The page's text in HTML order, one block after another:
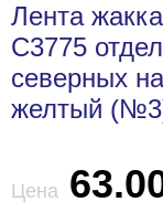
Лента
С3775
северных
желтый
Цена